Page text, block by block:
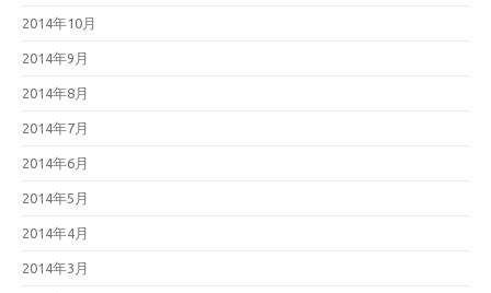
2014年10月
2014年9月
2014年8月
2014年7月
2014年6月
2014年5月
2014年4月
2014年3月